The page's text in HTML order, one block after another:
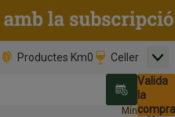
Productes Km0 Celler
Tria data
Valida
la
compra
0,00 €
Mínim: